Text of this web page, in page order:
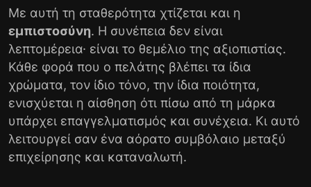
Με αυτή τη σταθερότητα χτίζεται και η
εμπιστοσύνη. Η συνέπεια δεν είναι
λεπτομέρεια· είναι το θεμέλιο της αξιοπιστίας.
Κάθε φορά που ο πελάτης βλέπει τα ίδια
χρώματα, τον ίδιο τόνο, την ίδια ποιότητα,
ενισχύεται η αίσθηση ότι πίσω από τη μάρκα
υπάρχει επαγγελματισμός και συνέχεια. Κι αυτό
λειτουργεί σαν ένα αόρατο συμβόλαιο μεταξύ
επιχείρησης και καταναλωτή.